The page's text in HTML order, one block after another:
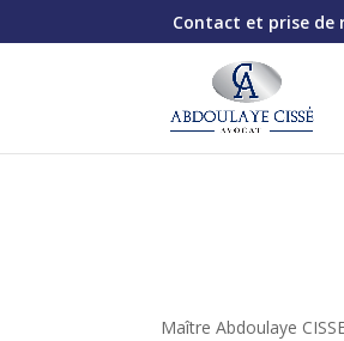
Contact et prise de
Maître Abdoulaye